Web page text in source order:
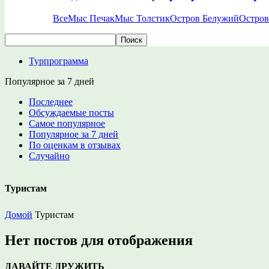
ВсеМыс ПечакМыс ТолстикОстров Белужий
Турпрограмма
Популярное за 7 дней
Последнее
Обсуждаемые посты
Самое популярное
Популярное за 7 дней
По оценкам в отзывах
Случайно
Туристам
Домой Туристам
Нет постов для отображения
ДАВАЙТЕ ДРУЖИТЬ